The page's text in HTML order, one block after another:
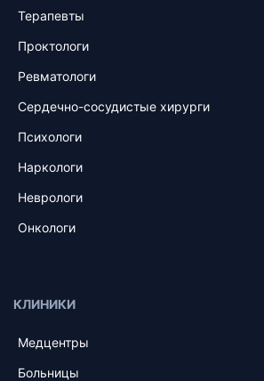
Терапевты
Проктологи
Ревматологи
Сердечно-сосудистые хирурги
Психологи
Наркологи
Неврологи
Онкологи
КЛИНИКИ
Медцентры
Больницы